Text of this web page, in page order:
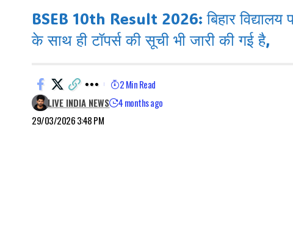
BSEB 10th Result 2026: बिहार विद्यालय
के साथ ही टॉपर्स की सूची भी जारी की गई है,
29/03/2026 3:48 PM
LIVE INDIA NEWS 4 months ago
2 Min Read